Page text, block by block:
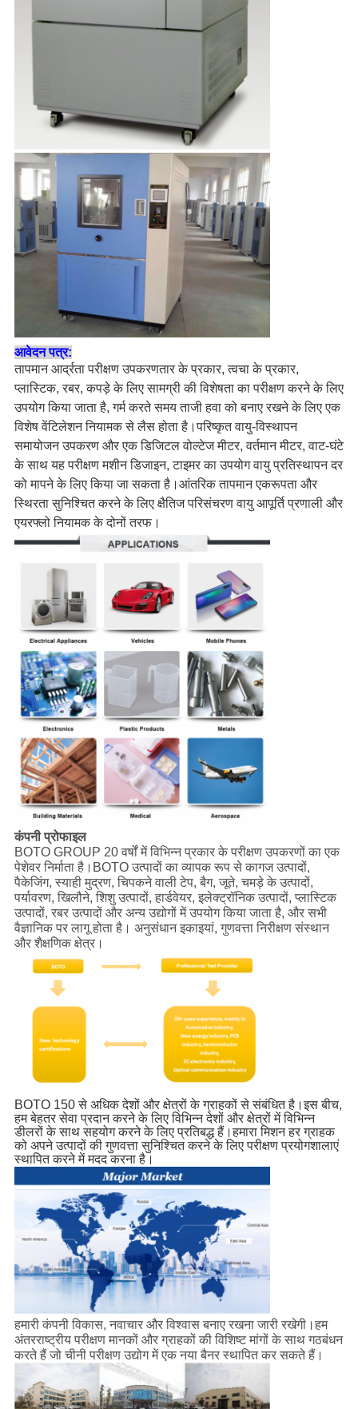
आवेदन पत्र:
तापमान आर्द्रता परीक्षण उपकरणतार के प्रकार, त्वचा के प्रकार,
प्लास्टिक, रबर, कपड़े के लिए सामग्री की विशेषता का परीक्षण करने के लिए
उपयोग किया जाता है, गर्म करते समय ताजी हवा को बनाए रखने के लिए एक
विशेष वेंटिलेशन नियामक से लैस होता है।परिष्कृत वायु-विस्थापन
समायोजन उपकरण और एक डिजिटल वोल्टेज मीटर, वर्तमान मीटर, वाट-घंटे
के साथ यह परीक्षण मशीन डिजाइन, टाइमर का उपयोग वायु प्रतिस्थापन दर
को मापने के लिए किया जा सकता है।आंतरिक तापमान एकरूपता और
स्थिरता सुनिश्चित करने के लिए क्षैतिज परिसंचरण वायु आपूर्ति प्रणाली और
एयरफ्लो नियामक के दोनों तरफ।
कंपनी प्रोफाइल
BOTO GROUP 20 वर्षों में विभिन्न प्रकार के परीक्षण उपकरणों का एक
पेशेवर निर्माता है।BOTO उत्पादों का व्यापक रूप से कागज उत्पादों,
पैकेजिंग, स्याही मुद्रण, चिपकने वाली टेप, बैग, जूते, चमड़े के उत्पादों,
पर्यावरण, खिलौने, शिशु उत्पादों, हार्डवेयर, इलेक्ट्रॉनिक उत्पादों, प्लास्टिक
उत्पादों, रबर उत्पादों और अन्य उद्योगों में उपयोग किया जाता है, और सभी
वैज्ञानिक पर लागू होता है। अनुसंधान इकाइयां, गुणवत्ता निरीक्षण संस्थान
और शैक्षणिक क्षेत्र।
BOTO 150 से अधिक देशों और क्षेत्रों के ग्राहकों से संबंधित है।इस बीच,
हम बेहतर सेवा प्रदान करने के लिए विभिन्न देशों और क्षेत्रों में विभिन्न
डीलरों के साथ सहयोग करने के लिए प्रतिबद्ध हैं।हमारा मिशन हर ग्राहक
को अपने उत्पादों की गुणवत्ता सुनिश्चित करने के लिए परीक्षण प्रयोगशालाएं
स्थापित करने में मदद करना है।
हमारी कंपनी विकास, नवाचार और विश्वास बनाए रखना जारी रखेगी।हम
अंतरराष्ट्रीय परीक्षण मानकों और ग्राहकों की विशिष्ट मांगों के साथ गठबंधन
करते हैं जो चीनी परीक्षण उद्योग में एक नया बैनर स्थापित कर सकते हैं।